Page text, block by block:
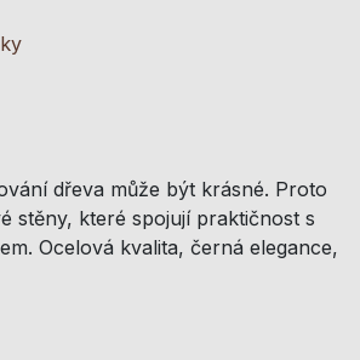
dřeva může být krásné. Proto
stěny, které spojují praktičnost s
Ocelová kvalita, černá elegance,